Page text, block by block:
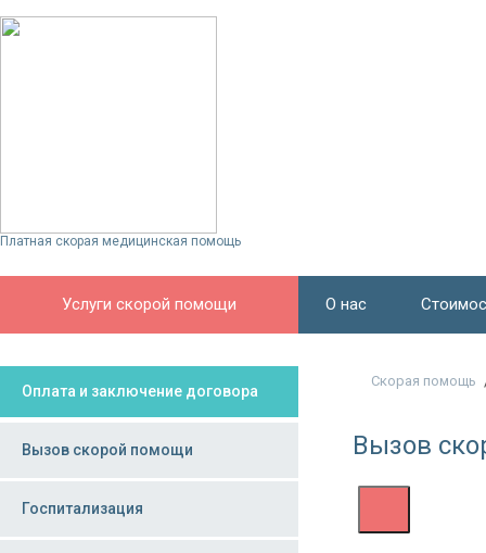
Платная скорая медицинская помощь
Услуги скорой помощи О нас
Оплата и заключение договора
Вызов скорой помощи
Госпитализация
Скорая помощь
Вызов